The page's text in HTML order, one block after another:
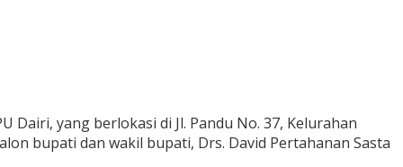
Dairi, yang berlokasi di Jl. Pandu No. 37, Kelurahan
bupati dan wakil bupati, Drs. David Pertahanan Sasta